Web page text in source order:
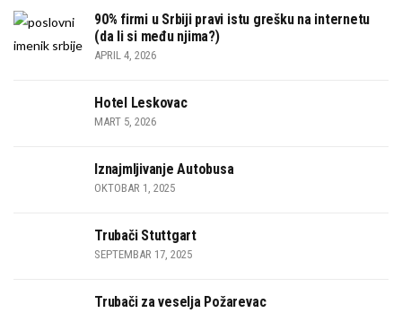
90% firmi u Srbiji pravi istu grešku na internetu
(da li si među njima?)
APRIL 4, 2026
Hotel Leskovac
MART 5, 2026
Iznajmljivanje Autobusa
OKTOBAR 1, 2025
Trubači Stuttgart
SEPTEMBAR 17, 2025
Trubači za veselja Požarevac